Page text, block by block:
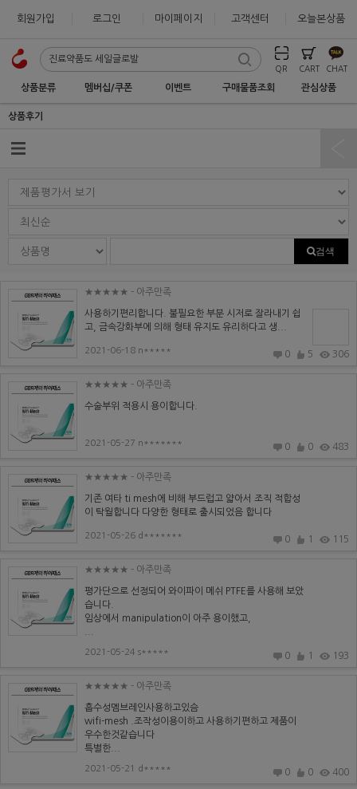
회원가입 로그인 마이페이지 고객센터 오늘본상품
QR CART CHAT
상품분류 멤버십/쿠폰 이벤트 구매물품조회 관심상품
상품후기
검색
★★★★★ - 아주만족
사용하기편리합니다. 불필요한 부분 시저로 잘라내기 쉽
고, 금속강화부에 의해 형태 유지도 유리하다고 생...
2021-06-18 n***** 0 5 306
★★★★★ - 아주만족
수술부위 적용시 용이합니다.
2021-05-27 n******* 0 0 483
★★★★★ - 아주만족
기존 여타 ti mesh에 비해 부드럽고 얇아서 조직 적합성
이 탁월합니다 다양한 형태로 출시되었음 합니다
2021-05-26 d******* 0 1 115
★★★★★ - 아주만족
평가단으로 선정되어 와이파이 메쉬 PTFE를 사용해 보았
습니다.
임상에서 manipulation이 아주 용이했고,
2021-05-24 s***** 0 1 193
★★★★★ - 아주만족
흡수성멤브레인사용하고있슴
wifi-mesh .조작성이용이하고 사용하기편하고 제품이
우수한것같습니다
특별한...
2021-05-21 d***** 0 0 400